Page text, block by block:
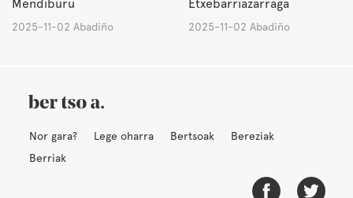
Mendiburu
2025-11-02 Abadiño
Etxebarriazarraga
2025-11-02 Abadiño
Nor gara? Lege oharra Bertsoak
Bereziak
Berriak